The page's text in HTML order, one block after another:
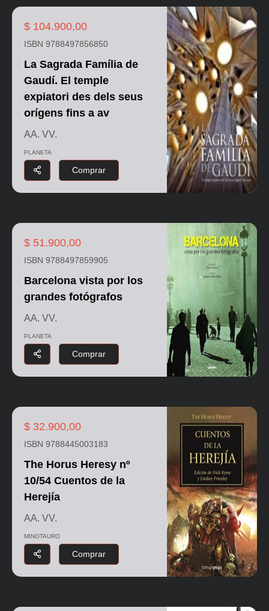
$ 104.900,00
ISBN 9788497856850
La Sagrada Família de
Gaudí. El temple
expiatori des dels seus
orígens fins a av
AA. VV.
PLANETA
Comprar
$ 51.900,00
ISBN 9788497859905
Barcelona vista por los
grandes fotógrafos
AA. VV.
PLANETA
Comprar
$ 32.900,00
ISBN 9788445003183
The Horus Heresy nº
10/54 Cuentos de la
Herejía
AA. VV.
MINOTAURO
Comprar